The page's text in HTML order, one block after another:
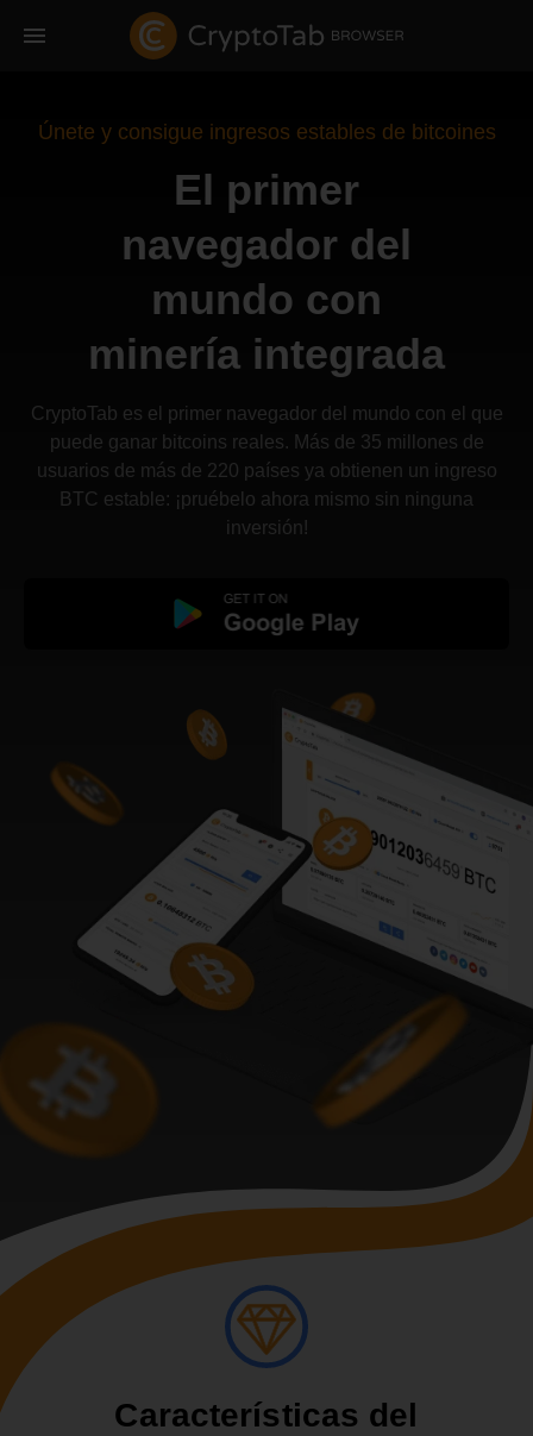
Únete y consigue ingresos estables de bitcoines
El primer
navegador del
mundo con
minería integrada
CryptoTab es el primer navegador del mundo con el que
puede ganar bitcoins reales. Más de 35 millones de
usuarios de más de 220 países ya obtienen un ingreso
BTC estable: ¡pruébelo ahora mismo sin ninguna
inversión!
Características del